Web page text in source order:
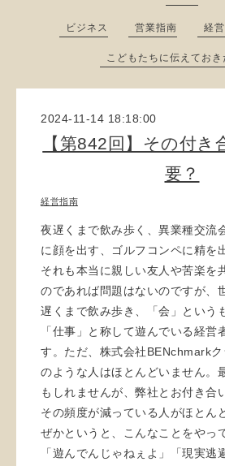
ビジネス 営業指南 経
こどもたちに伝えておき
2024-11-14 18:18:00
【第842回】その付き
要？
経営指南
夜遅くまで飲み歩く、異業種交流
に顔を出す、ゴルフコンペに精を
それも本当に親しい友人や苦楽を
のであれば問題はないのですが、
遅くまで飲み歩き、「会」という
「仕事」と称して遊んでいる経営
す。ただ、株式会社BENchmarkク
のような人はほとんどいません。
もしれませんが、弊社とお付き合
その頻度が減っている人がほとん
ぜかというと、こんなことをやっ
「遊んでんじゃねぇよ」「現実逃